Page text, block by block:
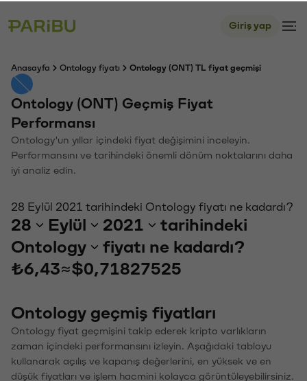
Giriş yap
Anasayfa Ontology fiyatı Ontology (ONT) TL fiyat geçmişi
Ontology (ONT) Geçmiş Fiyat
Performansı
Ontology'un yıllar içindeki fiyat değişimini inceleyin.
Performansını ve tarihindeki önemli dönüm noktalarını daha
iyi analiz edin.
28 Eylül 2021 tarihindeki Ontology fiyatı ne kadardı?
28 Eylül 2021
tarihindeki
Ontology
fiyatı ne kadardı?
₺6,43≈$0,71827525
Ontology geçmiş fiyatları
Ontology fiyat geçmişini takip ederek kripto varlıkların
zaman içindeki performansını izleyin. Aşağıdaki tabloyu
kullanarak açılış ve kapanış değerlerini, en yüksek ve en
düşük fiyatları ve işlem hacmini kolayca görüntüleyebilirsiniz.